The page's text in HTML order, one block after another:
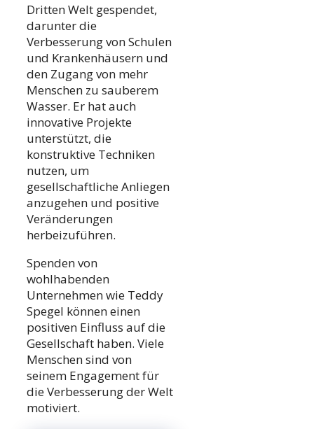
Dritten Welt gespendet,
darunter die
Verbesserung von Schulen
und Krankenhäusern und
den Zugang von mehr
Menschen zu sauberem
Wasser. Er hat auch
innovative Projekte
unterstützt, die
konstruktive Techniken
nutzen, um
gesellschaftliche Anliegen
anzugehen und positive
Veränderungen
herbeizuführen.
Spenden von
wohlhabenden
Unternehmen wie Teddy
Spegel können einen
positiven Einfluss auf die
Gesellschaft haben. Viele
Menschen sind von
seinem Engagement für
die Verbesserung der Welt
motiviert.